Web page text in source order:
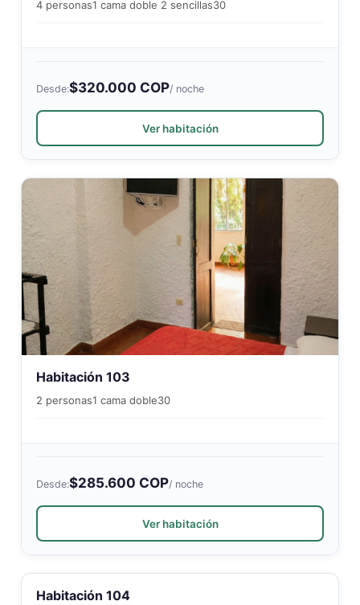
4 personas1 cama doble 2 sencillas30
Desde:$320.000 COP/ noche
Ver habitación
Habitación 103
2 personas1 cama doble30
Desde:$285.600 COP/ noche
Ver habitación
Habitación 104